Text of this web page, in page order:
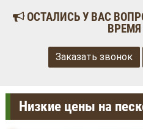
ОСТАЛИСЬ У ВАС
Заказать звонок
Низкие цены на